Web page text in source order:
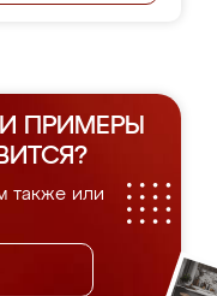
ПРИМЕРЫ
также или